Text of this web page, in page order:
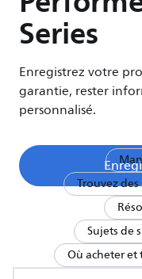
Series
Enregistrez votre
garantie, rester
personnalisé.
Trouvez
Sujets de
Où acheter et